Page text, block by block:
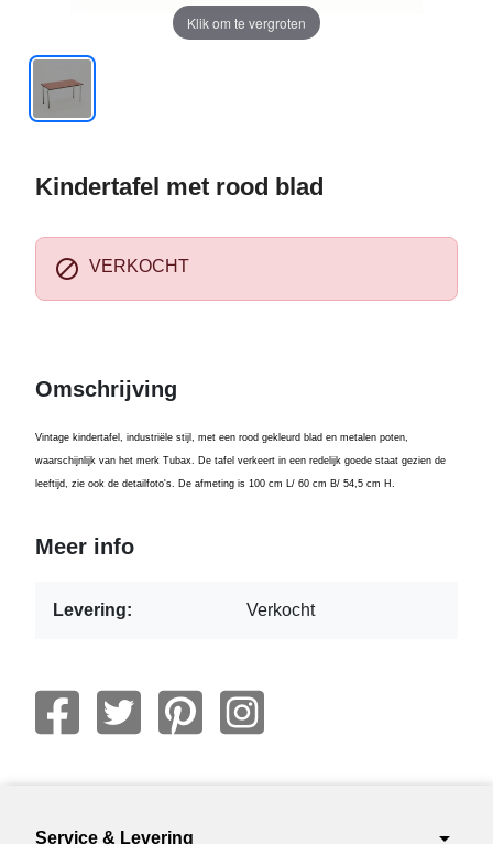
Klik om te vergroten
Kindertafel met rood blad
 VERKOCHT
Omschrijving
Vintage kindertafel, industriële stijl, met een rood gekleurd blad en metalen poten,
waarschijnlijk van het merk Tubax. De tafel verkeert in een redelijk goede staat gezien de
leeftijd, zie ook de detailfoto's. De afmeting is 100 cm L/ 60 cm B/ 54,5 cm H.
Meer info
Levering: Verkocht
Service & Levering